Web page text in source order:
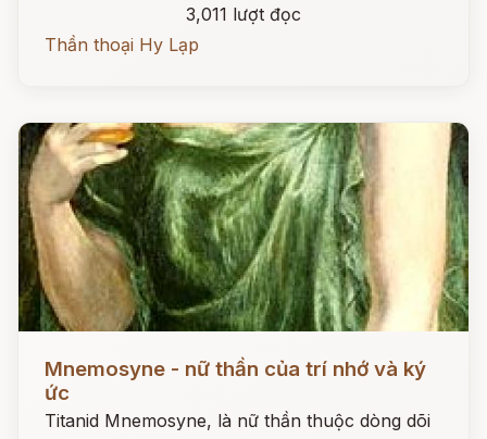
3,011 lượt đọc
Thần thoại Hy Lạp
Mnemosyne - nữ thần của trí nhớ và ký
ức
Titanid Mnemosyne, là nữ thần thuộc dòng dõi